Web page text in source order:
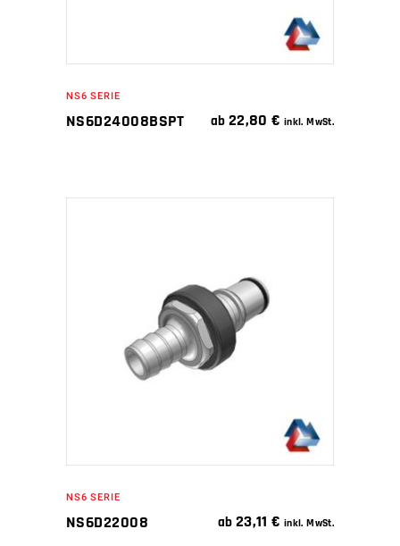
NS6 SERIE
NS6D24008BSPT ab 22,80€ inkl. MwSt.
IN DEN WARENKORB
NS6 SERIE
NS6D22008 ab 23,11€ inkl. MwSt.